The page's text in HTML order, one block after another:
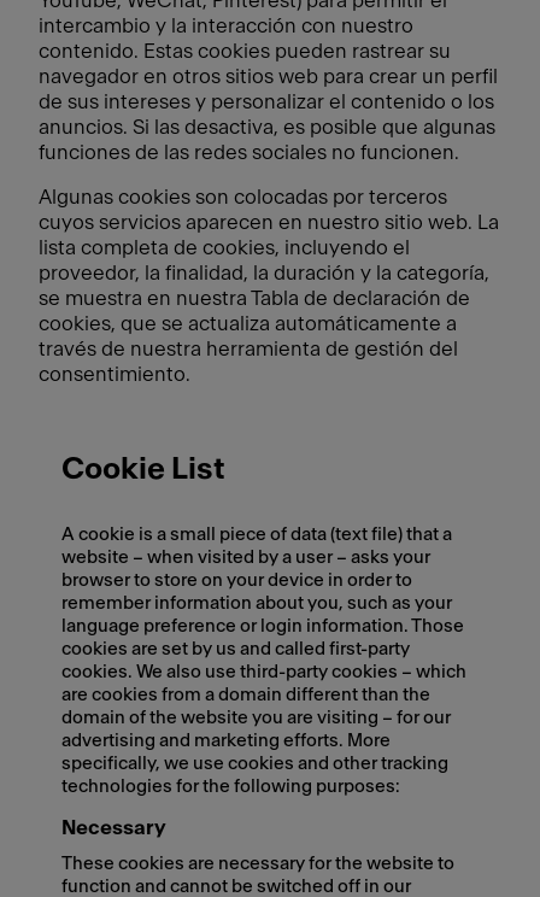
intercambio y la interacción con nuestro
contenido. Estas cookies pueden rastrear su
navegador en otros sitios web para crear un perfil
de sus intereses y personalizar el contenido o los
anuncios. Si las desactiva, es posible que algunas
funciones de las redes sociales no funcionen.
Algunas cookies son colocadas por terceros
cuyos servicios aparecen en nuestro sitio web. La
lista completa de cookies, incluyendo el
proveedor, la finalidad, la duración y la categoría,
se muestra en nuestra Tabla de declaración de
cookies, que se actualiza automáticamente a
través de nuestra herramienta de gestión del
consentimiento.
Cookie List
A cookie is a small piece of data (text file) that a
website – when visited by a user – asks your
browser to store on your device in order to
remember information about you, such as your
language preference or login information. Those
cookies are set by us and called first-party
cookies. We also use third-party cookies – which
are cookies from a domain different than the
domain of the website you are visiting – for our
advertising and marketing efforts. More
specifically, we use cookies and other tracking
technologies for the following purposes:
Necessary
These cookies are necessary for the website to
function and cannot be switched off in our